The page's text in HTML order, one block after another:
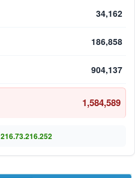
34,162
186,858
904,137
1,584,589
216.73.216.252